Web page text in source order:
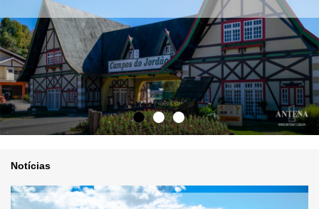
Notícias